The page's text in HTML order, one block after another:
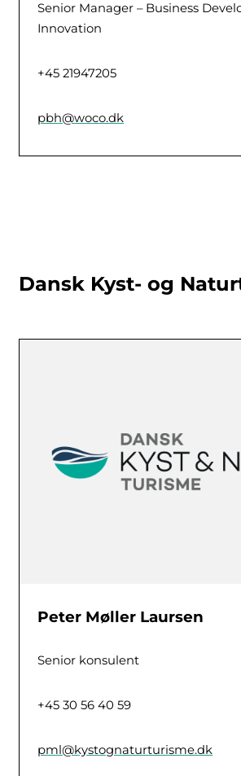
Senior Manager – Business
Innovation
+45 21947205
pbh@woco.dk
Dansk Kyst- og
Peter Møller Laursen
Senior konsulent
+45 30 56 40 59
pml@kystognaturturisme.dk